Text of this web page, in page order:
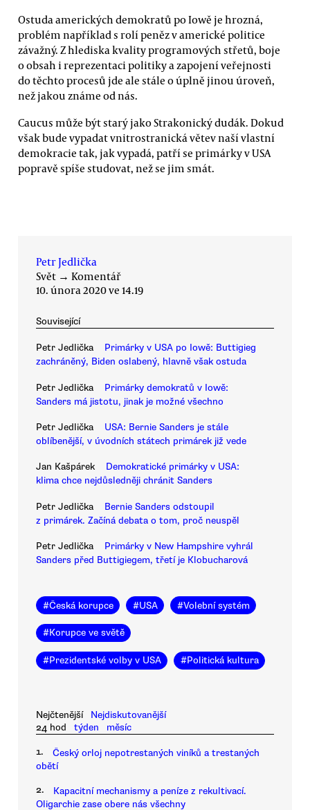
Ostuda amerických demokratů po Iowě je hrozná,
problém například s rolí peněz v americké politice
závažný. Z hlediska kvality programových střetů, boje
o obsah i reprezentaci politiky a zapojení veřejnosti
do těchto procesů jde ale stále o úplně jinou úroveň,
než jakou známe od nás.
Caucus může být starý jako Strakonický dudák. Dokud
však bude vypadat vnitrostranická větev naší vlastní
demokracie tak, jak vypadá, patří se primárky v USA
popravě spíše studovat, než se jim smát.
Petr Jedlička
Svět → Komentář
10. února 2020 ve 14.19
Související
Petr Jedlička
Primárky v USA po Iowě: Buttigieg
zachráněný, Biden oslabený, hlavně však ostuda
Petr Jedlička
Primárky demokratů v Iowě:
Sanders má jistotu, jinak je možné všechno
Petr Jedlička
USA: Bernie Sanders je stále
oblíbenější, v úvodních státech primárek již vede
Jan Kašpárek
Demokratické primárky v USA:
klima chce nejdůsledněji chránit Sanders
Petr Jedlička
Bernie Sanders odstoupil
z primárek. Začíná debata o tom, proč neuspěl
Petr Jedlička
Primárky v New Hampshire vyhrál
Sanders před Buttigiegem, třetí je Klobucharová
#Česká korupce #USA #Volební systém
#Korupce ve světě
#Prezidentské volby v USA #Politická kultura
Nejčtenější
Nejdiskutovanější
24 hod
týden měsíc
1.
Český orloj nepotrestaných viníků a trestaných
obětí
2.
Kapacitní mechanismy a peníze z rekultivací.
Oligarchie zase obere nás všechny